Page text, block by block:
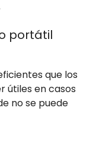
portátil
que los
útiles en casos
no se puede